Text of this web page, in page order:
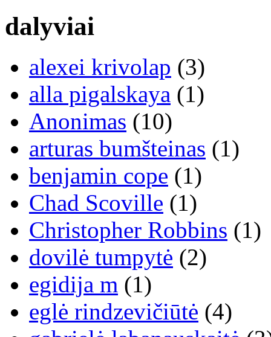
dalyviai
alexei krivolap (3)
alla pigalskaya (1)
Anonimas (10)
arturas bumšteinas (1)
benjamin cope (1)
Chad Scoville (1)
Christopher Robbins (1)
dovilė tumpytė (2)
egidija m (1)
eglė rindzevičiūtė (4)